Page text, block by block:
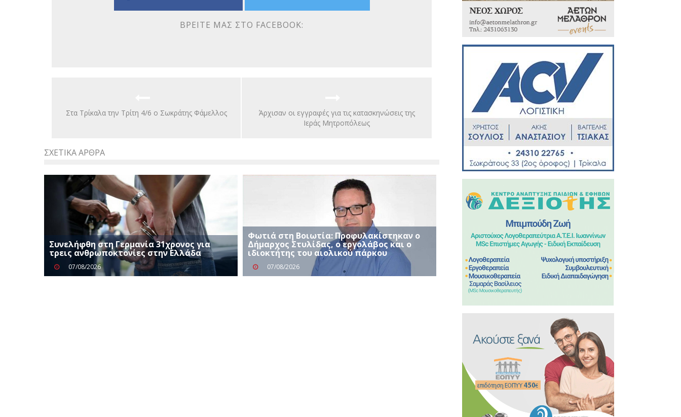
ΒΡΕΊΤΕ ΜΑΣ ΣΤΟ FACEBOOK:
Στα Τρίκαλα την Τρίτη 4/6 ο Σωκράτης Φάμελλος
Άρχισαν οι εγγραφές για τις κατασκηνώσεις της
Ιεράς Μητροπόλεως
ΣΧΕΤΙΚΆ ΆΡΘΡΑ
Συνελήφθη στη Γερμανία 31χρονος για
τρεις ανθρωποκτονίες στην Ελλάδα
07/08/2026
Φωτιά στη Βοιωτία: Προφυλακίστηκαν ο
Δήμαρχος Στυλίδας, ο εργολάβος και ο
ιδιοκτήτης του αιολικού πάρκου
07/08/2026